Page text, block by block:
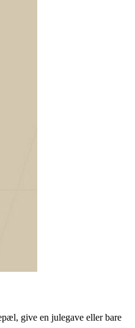
give en julegave eller bare